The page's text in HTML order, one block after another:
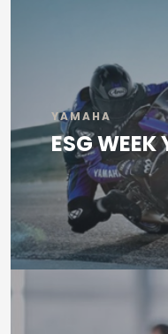
YAMAHA
ESG